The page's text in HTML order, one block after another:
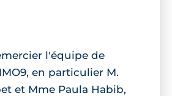
l'équipe de
en particulier M.
et Mme Paula Habib,